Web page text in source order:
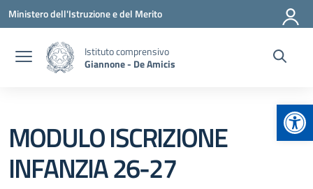
Vai ai contenuti
Vai al menu di navigazione
Vai al footer
Ministero dell'Istruzione e del Merito
Istituto comprensivo
Giannone - De Amicis
MODULO ISCRIZIONE
INFANZIA 26-27